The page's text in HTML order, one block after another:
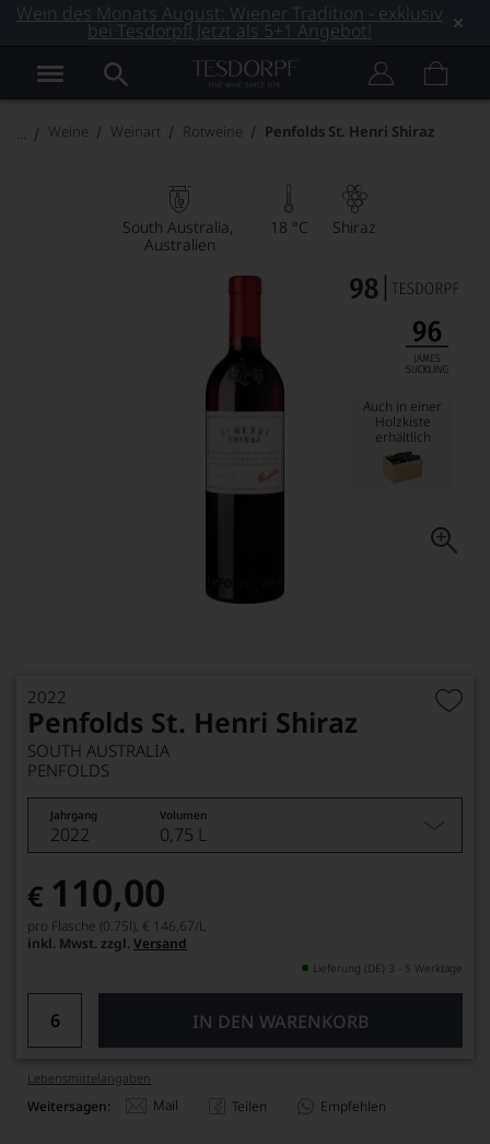
Wein des Monats August: Wiener Tradition - exklusiv
bei Tesdorpf! Jetzt als 5+1 Angebot!
Weine Weinart Rotweine Penfolds St. Henri Shiraz
South Australia
Australien
18 °C Shiraz
Auch in einer
Holzkiste
erhältlich
2022
Penfolds St. Henri Shiraz
SOUTH AUSTRALIA
PENFOLDS
Jahrgang Volumen
2022 0,75 L
€ 110,00
pro Flasche (0.75l), € 146,67/L
inkl. Mwst. zzgl. Versand
Lieferung (DE) 3 - 5 Werktage
IN DEN WARENKORB
Lebensmittel­angaben
Weitersagen: Mail Teilen Empfehlen